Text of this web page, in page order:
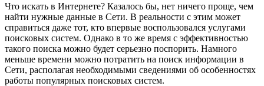
Что искать в Интернете? Казалось бы, нет ничего проще, чем
найти нужные данные в Сети. В реальности с этим может
справиться даже тот, кто впервые воспользовался услугами
поисковых систем. Однако в то же время с эффективностью
такого поиска можно будет серьезно поспорить. Намного
меньше времени можно потратить на поиск информации в
Сети, располагая необходимыми сведениями об особенностях
работы популярных поисковых систем.